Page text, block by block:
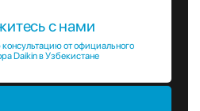
с нами
от официального
Daikin в Узбекистане